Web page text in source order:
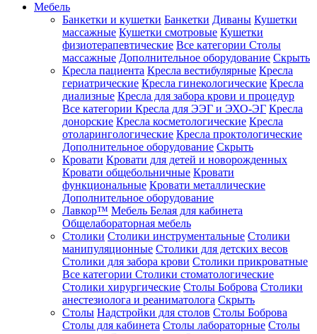
Мебель
Банкетки и кушетки Банкетки Диваны Кушетки
массажные Кушетки смотровые Кушетки
физиотерапевтические Все категории Столы
массажные Дополнительное оборудование Скрыть
Кресла пациента Кресла вестибулярные Кресла
гериатрические Кресла гинекологические Кресла
диализные Кресла для забора крови и процедур
Все категории Кресла для ЭЭГ и ЭХО-ЭГ Кресла
донорские Кресла косметологические Кресла
отоларингологические Кресла проктологические
Дополнительное оборудование Скрыть
Кровати Кровати для детей и новорожденных
Кровати общебольничные Кровати
функциональные Кровати металлические
Дополнительное оборудование
Лавкор™ Мебель Белая для кабинета
Общелабораторная мебель
Столики Столики инструментальные Столики
манипуляционные Столики для детских весов
Столики для забора крови Столики прикроватные
Все категории Столики стоматологические
Столики хирургические Столы Боброва Столики
анестезиолога и реаниматолога Скрыть
Столы Надстройки для столов Столы Боброва
Столы для кабинета Столы лабораторные Столы